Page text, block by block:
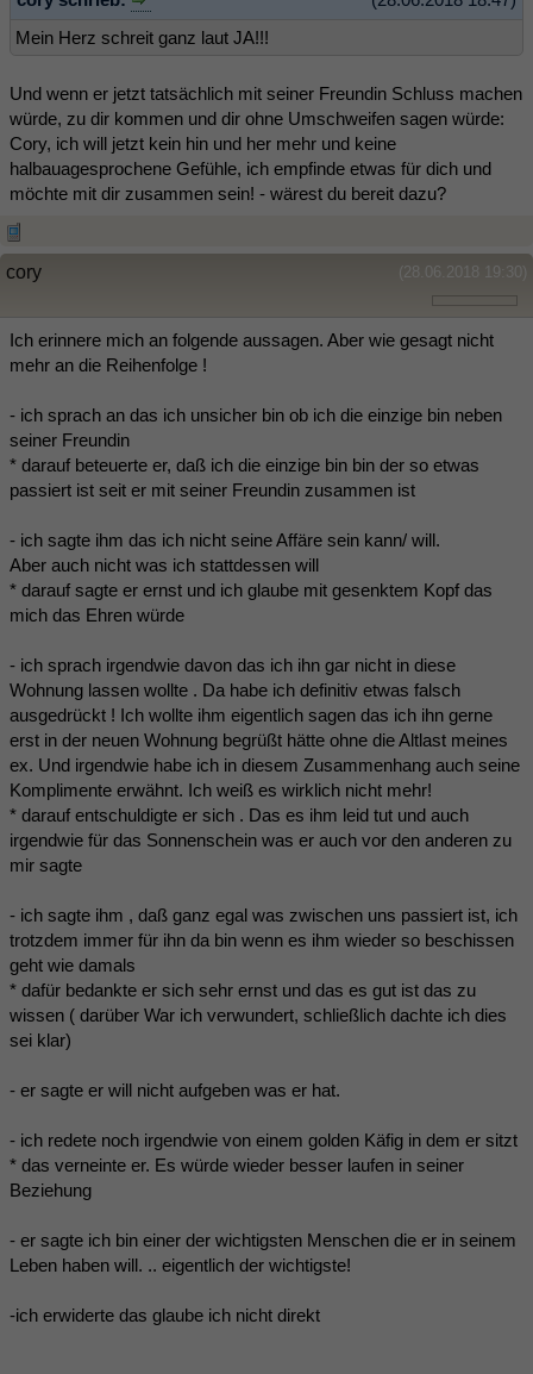
Mein Herz schreit ganz laut JA!!!
Und wenn er jetzt tatsächlich mit seiner Freundin Schluss machen
würde, zu dir kommen und dir ohne Umschweifen sagen würde:
Cory, ich will jetzt kein hin und her mehr und keine
halbauagesprochene Gefühle, ich empfinde etwas für dich und
möchte mit dir zusammen sein! - wärest du bereit dazu?
(28.06.2018 19:30)
cory
Ich erinnere mich an folgende aussagen. Aber wie gesagt nicht
mehr an die Reihenfolge !
- ich sprach an das ich unsicher bin ob ich die einzige bin neben
seiner Freundin
* darauf beteuerte er, daß ich die einzige bin bin der so etwas
passiert ist seit er mit seiner Freundin zusammen ist
- ich sagte ihm das ich nicht seine Affäre sein kann/ will.
Aber auch nicht was ich stattdessen will
* darauf sagte er ernst und ich glaube mit gesenktem Kopf das
mich das Ehren würde
- ich sprach irgendwie davon das ich ihn gar nicht in diese
Wohnung lassen wollte . Da habe ich definitiv etwas falsch
ausgedrückt ! Ich wollte ihm eigentlich sagen das ich ihn gerne
erst in der neuen Wohnung begrüßt hätte ohne die Altlast meines
ex. Und irgendwie habe ich in diesem Zusammenhang auch seine
Komplimente erwähnt. Ich weiß es wirklich nicht mehr!
* darauf entschuldigte er sich . Das es ihm leid tut und auch
irgendwie für das Sonnenschein was er auch vor den anderen zu
mir sagte
- ich sagte ihm , daß ganz egal was zwischen uns passiert ist, ich
trotzdem immer für ihn da bin wenn es ihm wieder so beschissen
geht wie damals
* dafür bedankte er sich sehr ernst und das es gut ist das zu
wissen ( darüber War ich verwundert, schließlich dachte ich dies
sei klar)
- er sagte er will nicht aufgeben was er hat.
- ich redete noch irgendwie von einem golden Käfig in dem er sitzt
* das verneinte er. Es würde wieder besser laufen in seiner
Beziehung
- er sagte ich bin einer der wichtigsten Menschen die er in seinem
Leben haben will. .. eigentlich der wichtigste!
-ich erwiderte das glaube ich nicht direkt